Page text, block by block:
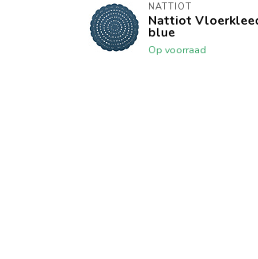
NATTIOT
Nattiot
blue
Op voorraad